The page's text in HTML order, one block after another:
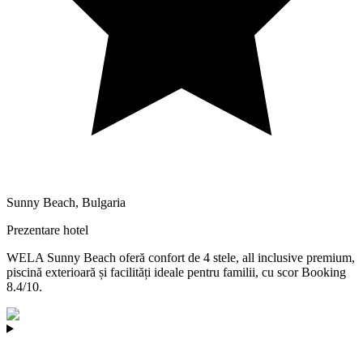
Sunny Beach, Bulgaria
Prezentare hotel
WELA Sunny Beach oferă confort de 4 stele, all inclusive premium,
piscină exterioară și facilități ideale pentru familii, cu scor Booking
8.4/10.